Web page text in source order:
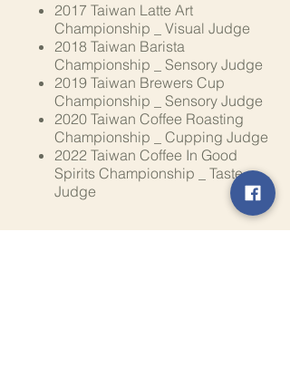
2017 Taiwan Latte Art
Championship _ Visual Judge
2018 Taiwan Barista
Championship _ Sensory Judge
2019 Taiwan Brewers Cup
Championship _ Sensory Judge
2020 Taiwan Coffee Roasting
Championship _ Cupping Judge
2022 Taiwan Coffee In Good
Spirits Championship _ Taste
Judge